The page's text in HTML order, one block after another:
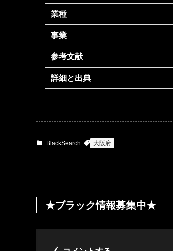
業種
事業
参考文献
詳細と出典
BlackSearch 大阪府
★ブラック情報募集中★